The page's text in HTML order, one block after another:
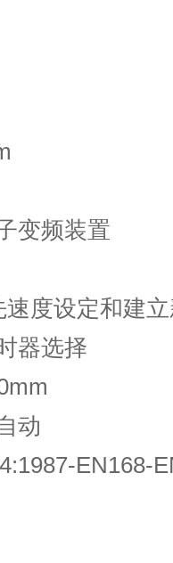
变频装置
度设定和建
器选择
动
EN168-